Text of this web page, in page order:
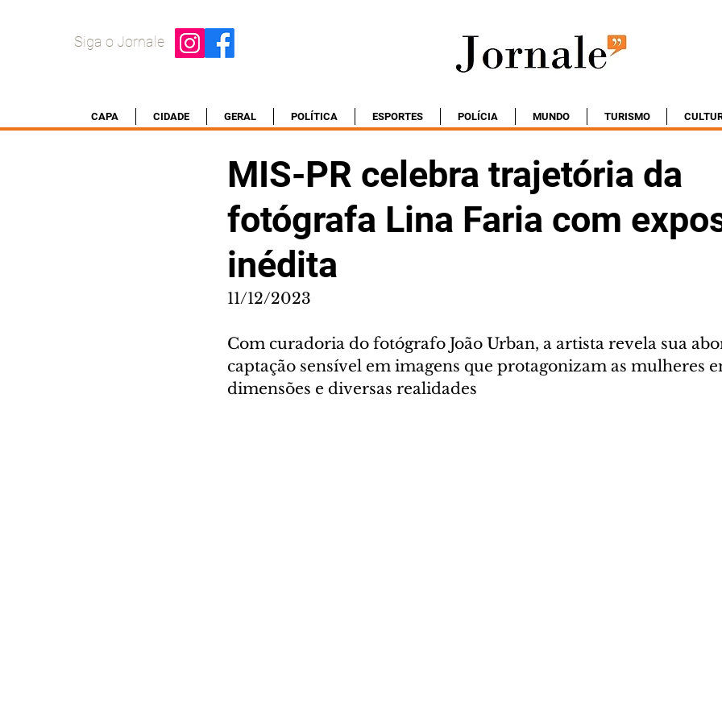
Siga o Jornale
CAPA CIDADE GERAL POLÍTICA ESPORTES POLÍCIA MUNDO TURISMO
MIS-PR celebra trajetória da
fotógrafa Lina Faria com
inédita
11/12/2023
Com curadoria do fotógrafo João Urban, a artista revela sua
captação sensível em imagens que protagonizam as mulheres
dimensões e diversas realidades